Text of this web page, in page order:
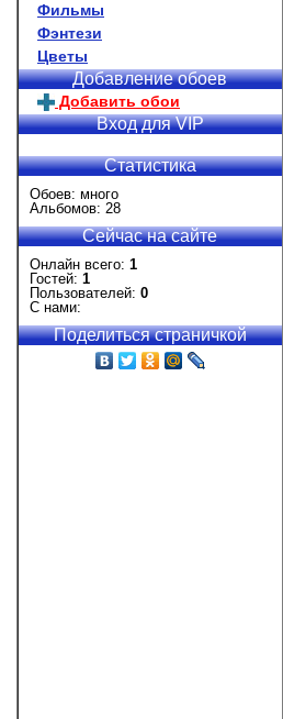
Фильмы
Фэнтези
Цветы
Добавление обоев
Добавить обои
Вход для VIP
Статистика
Обоев: много
Альбомов: 28
Сейчас на сайте
Онлайн всего: 1
Гостей: 1
Пользователей: 0
С нами:
Поделиться страничкой